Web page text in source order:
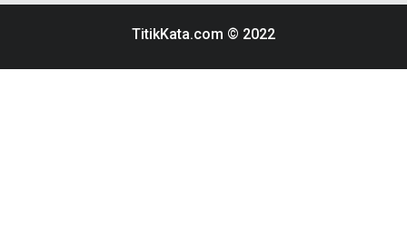
TitikKata.com © 2022